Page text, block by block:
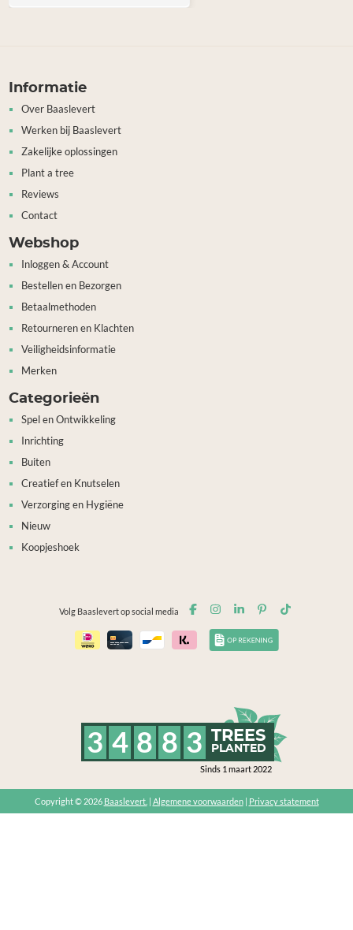
Informatie
Over Baaslevert
Werken bij Baaslevert
Zakelijke oplossingen
Plant a tree
Reviews
Contact
Webshop
Inloggen & Account
Bestellen en Bezorgen
Betaalmethoden
Retourneren en Klachten
Veiligheidsinformatie
Merken
Categorieën
Spel en Ontwikkeling
Inrichting
Buiten
Creatief en Knutselen
Verzorging en Hygiëne
Nieuw
Koopjeshoek
Volg Baaslevert op social media
3 4 8 8 3 TREES
PLANTED
Sinds 1 maart 2022
Copyright © 2026 Baaslevert. Algemene voorwaarden| Privacy statement